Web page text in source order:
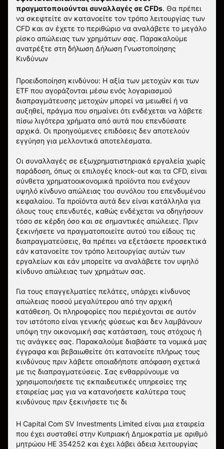
πραγματοποιούνται συναλλαγές σε CFDs. Θα πρέπει
να σκεφτείτε αν κατανοείτε τον τρόπο λειτουργίας των
CFD και αν έχετε το περιθώριο να αναλάβετε το μεγάλο
ρίσκο απώλειας των χρημάτων σας. Παρακαλούμε
ανατρέξτε στη δήλωση Δήλωση Γνωστοποίησης
Κινδύνων
Προειδοποίηση κινδύνου: Η αξία των μετοχών και των
ETF που αγοράζονται μέσω ενός λογαριασμού
διαπραγμάτευσης μετοχών μπορεί να μειωθεί ή να
αυξηθεί, πράγμα που σημαίνει ότι ενδέχεται να λάβετε
πίσω λιγότερα χρήματα από αυτά που επενδύσατε
αρχικά. Οι προηγούμενες επιδόσεις δεν αποτελούν
εγγύηση για μελλοντικά αποτελέσματα.
Οι συναλλαγές σε εξωχρηματιστηριακά εργαλεία χωρίς
παράδοση, όπως οι επιλογές knock-out και τα CFD, είναι
σύνθετα χρηματοοικονομικά προϊόντα που ενέχουν
υψηλό κίνδυνο απώλειας του συνόλου του επενδυμένου
κεφαλαίου. Τα προϊόντα αυτά δεν είναι κατάλληλα για
όλους τους επενδυτές, καθώς ενδέχεται να οδηγήσουν
τόσο σε κέρδη όσο και σε σημαντικές απώλειες. Πριν
ξεκινήσετε να πραγματοποιείτε αυτού του είδους τις
διαπραγματεύσεις, θα πρέπει να εξετάσετε προσεκτικά
εάν κατανοείτε τον τρόπο λειτουργίας αυτών των
εργαλείων και εάν μπορείτε να αναλάβετε τον υψηλό
κίνδυνο απώλειας των χρημάτων σας.
Για τους επαγγελματίες πελάτες, υπάρχει κίνδυνος
απώλειας ποσού μεγαλύτερου από την αρχική
κατάθεση. Οι πληροφορίες που περιέχονται σε αυτόν
τον ιστότοπο είναι γενικής φύσεως και δεν λαμβάνουν
υπόψη την οικονομική σας κατάσταση, τους στόχους ή
τις ανάγκες σας. Παρακαλούμε διαβάστε τα νομικά μας
έγγραφα και βεβαιωθείτε ότι κατανοείτε πλήρως τους
κινδύνους πριν λάβετε οποιαδήποτε απόφαση σχετικά
με τις διαπραγματεύσεις. Σας ενθαρρύνουμε να
χρησιμοποιήσετε τις εκπαιδευτικές υπηρεσίες της
εταιρείας μας για να κατανοήσετε καλύτερα τους
κινδύνους πριν ξεκινήσετε τις δι
Η Capital Com SV Investments Limited είναι μια εταιρεία
που έχει συσταθεί στην Κυπριακή Δημοκρατία με αριθμό
μητρώου HE 354252 και έχει λάβει άδεια λειτουργίας